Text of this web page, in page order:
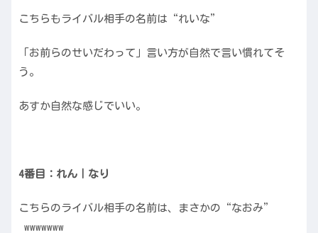
こちらもライバル相手の名前は“れいな”
「お前らのせいだわって」言い方が自然で言い慣れてそ
う。
あすか自然な感じでいい。
4番目：れん｜なり
こちらのライバル相手の名前は、まさかの“なおみ”
wwwwwww